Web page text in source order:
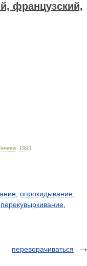
французский,
1993
опрокидывание
перекувыркивание
переворачиваться